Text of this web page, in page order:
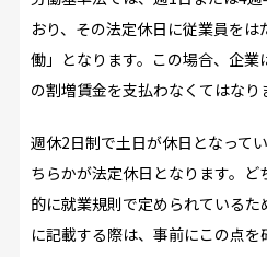
おり、その法定休日に従業員を
働」となります。この場合、企
の割増賃金を支払わなくてはなり
週休2日制で土日が休日となって
ちらかが法定休日となります。
的に就業規則で定められている
に記載する際は、事前にこの点を